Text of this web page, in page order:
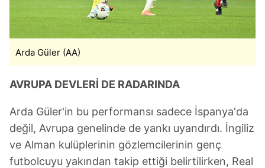
Arda Güler (AA)
AVRUPA DEVLERİ DE RADARINDA
Arda Güler'in bu performansı sadece İspanya'da
değil, Avrupa genelinde de yankı uyandırdı. İngiliz
ve Alman kulüplerinin gözlemcilerinin genç
futbolcuyu yakından takip ettiği belirtilirken, Real